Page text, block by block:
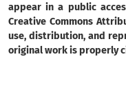
appear in a public
Creative Commons
use, distribution, and
original work is properly